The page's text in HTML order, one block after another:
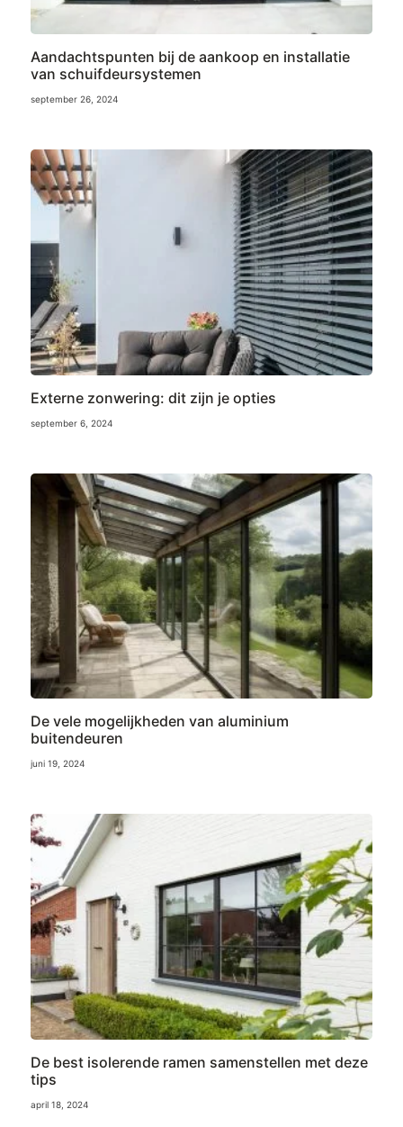
Aandachtspunten bij de aankoop en installatie
van schuifdeursystemen
september 26, 2024
Externe zonwering: dit zijn je opties
september 6, 2024
De vele mogelijkheden van aluminium
buitendeuren
juni 19, 2024
De best isolerende ramen samenstellen met deze
tips
april 18, 2024